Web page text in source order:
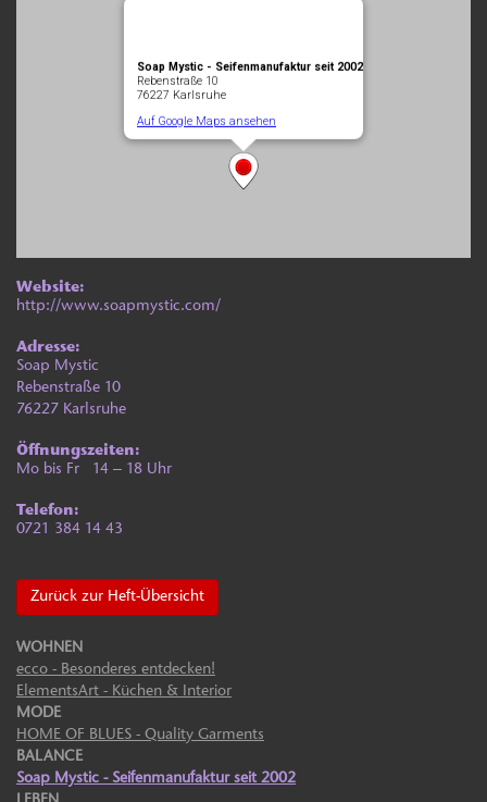
Website:
http://www.soapmystic.com/
Adresse:
Soap Mystic
Rebenstraße 10
76227 Karlsruhe
Öffnungszeiten:
Mo bis Fr 14 – 18 Uhr
Telefon:
0721 384 14 43
Zurück zur Heft-Übersicht
WOHNEN
ecco - Besonderes entdecken!
ElementsArt - Küchen & Interior
MODE
HOME OF BLUES - Quality Garments
BALANCE
Soap Mystic - Seifenmanufaktur seit 2002